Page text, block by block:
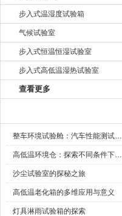
步入式温湿度试验箱
气候试验室
步入式恒温恒湿试验室
步入式高低温湿热试验室
查看更多
整车环境试验舱：汽车性能测试的设备
高低温环境仓：探索不同条件下的科学奥秘
沙尘试验室的探秘之旅
高低温老化箱的多维应用与意义
灯具淋雨试验箱的探索